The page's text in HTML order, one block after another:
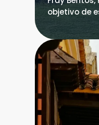
objetivo de
el
ciudades y
proyectos
ciudadano.